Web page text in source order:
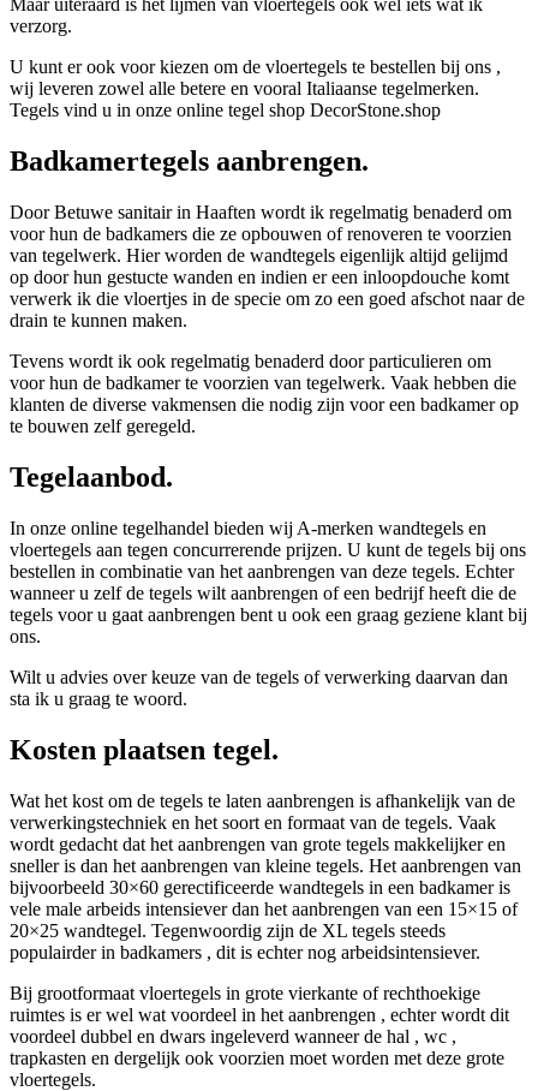
Maar uiteraard is het lijmen van vloertegels ook wel iets wat ik
verzorg.
U kunt er ook voor kiezen om de vloertegels te bestellen bij ons ,
wij leveren zowel alle betere en vooral Italiaanse tegelmerken.
Tegels vind u in onze online tegel shop DecorStone.shop
Badkamertegels aanbrengen.
Door Betuwe sanitair in Haaften wordt ik regelmatig benaderd om
voor hun de badkamers die ze opbouwen of renoveren te voorzien
van tegelwerk. Hier worden de wandtegels eigenlijk altijd gelijmd
op door hun gestucte wanden en indien er een inloopdouche komt
verwerk ik die vloertjes in de specie om zo een goed afschot naar de
drain te kunnen maken.
Tevens wordt ik ook regelmatig benaderd door particulieren om
voor hun de badkamer te voorzien van tegelwerk. Vaak hebben die
klanten de diverse vakmensen die nodig zijn voor een badkamer op
te bouwen zelf geregeld.
Tegelaanbod.
In onze online tegelhandel bieden wij A-merken wandtegels en
vloertegels aan tegen concurrerende prijzen. U kunt de tegels bij ons
bestellen in combinatie van het aanbrengen van deze tegels. Echter
wanneer u zelf de tegels wilt aanbrengen of een bedrijf heeft die de
tegels voor u gaat aanbrengen bent u ook een graag geziene klant bij
ons.
Wilt u advies over keuze van de tegels of verwerking daarvan dan
sta ik u graag te woord.
Kosten plaatsen tegel.
Wat het kost om de tegels te laten aanbrengen is afhankelijk van de
verwerkingstechniek en het soort en formaat van de tegels. Vaak
wordt gedacht dat het aanbrengen van grote tegels makkelijker en
sneller is dan het aanbrengen van kleine tegels. Het aanbrengen van
bijvoorbeeld 30×60 gerectificeerde wandtegels in een badkamer is
vele male arbeids intensiever dan het aanbrengen van een 15×15 of
20×25 wandtegel. Tegenwoordig zijn de XL tegels steeds
populairder in badkamers , dit is echter nog arbeidsintensiever.
Bij grootformaat vloertegels in grote vierkante of rechthoekige
ruimtes is er wel wat voordeel in het aanbrengen , echter wordt dit
voordeel dubbel en dwars ingeleverd wanneer de hal , wc ,
trapkasten en dergelijk ook voorzien moet worden met deze grote
vloertegels.